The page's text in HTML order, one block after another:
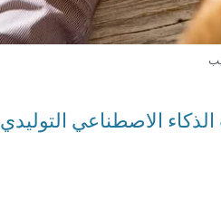
الاصطناعي التوليدي